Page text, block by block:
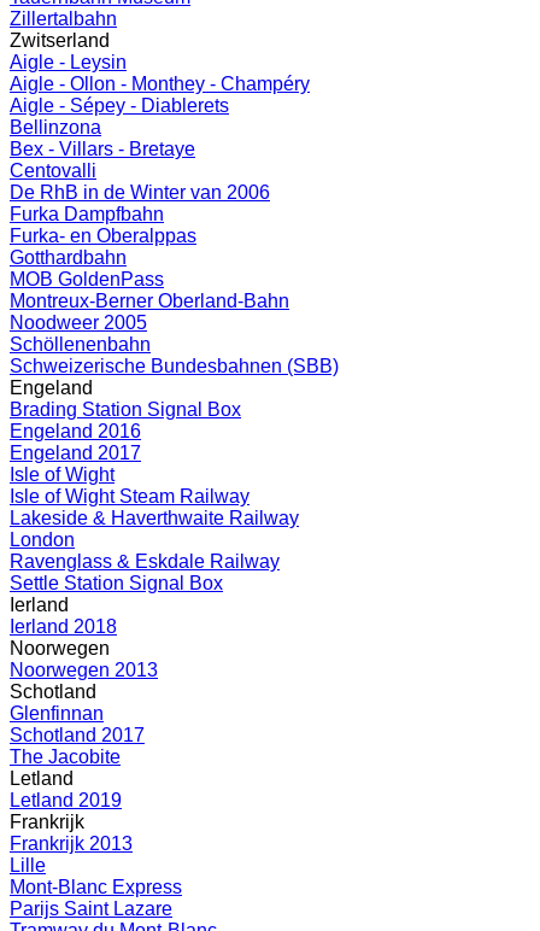
Zillertalbahn
Zwitserland
Aigle - Leysin
Aigle - Ollon - Monthey - Champéry
Aigle - Sépey - Diablerets
Bellinzona
Bex - Villars - Bretaye
Centovalli
De RhB in de Winter van 2006
Furka Dampfbahn
Furka- en Oberalppas
Gotthardbahn
MOB GoldenPass
Montreux-Berner Oberland-Bahn
Noodweer 2005
Schöllenenbahn
Schweizerische Bundesbahnen (SBB)
Engeland
Brading Station Signal Box
Engeland 2016
Engeland 2017
Isle of Wight
Isle of Wight Steam Railway
Lakeside & Haverthwaite Railway
London
Ravenglass & Eskdale Railway
Settle Station Signal Box
Ierland
Ierland 2018
Noorwegen
Noorwegen 2013
Schotland
Glenfinnan
Schotland 2017
The Jacobite
Letland
Letland 2019
Frankrijk
Frankrijk 2013
Lille
Mont-Blanc Express
Parijs Saint Lazare